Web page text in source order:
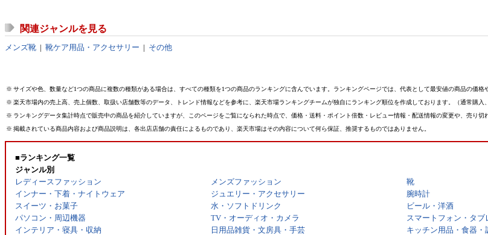
関連ジャンルを見る
メンズ靴 | 靴ケア用品・アクセサリー | その他
※ サイズや色、数量など1つの商品に複数の種類がある場合は、すべての種類を1つの商品のランキングに含んでいます。ランキングページでは、代表として最安値の商品の価格
※ 楽天市場内の売上高、売上個数、取扱い店舗数等のデータ、トレンド情報などを参考に、楽天市場ランキングチームが独自にランキング順位を作成しております。（通常購
※ ランキングデータ集計時点で販売中の商品を紹介していますが、このページをご覧になられた時点で、価格・送料・ポイント倍数・レビュー情報・配送情報の変更や、売り切
※ 掲載されている商品内容および商品説明は、各出店店舗の責任によるものであり、楽天市場はその内容について何ら保証、推奨するものではありません。
■ランキング一覧
ジャンル別
レディースファッション
メンズファッション 靴
インナー・下着・ナイトウェア
ジュエリー・アクセサリー 腕時計
スイーツ・お菓子
水・ソフトドリンク ビール・洋酒
パソコン・周辺機器
TV・オーディオ・カメラ スマートフォン・タブ
インテリア・寝具・収納
日用品雑貨・文房具・手芸 キッチン用品・食器・